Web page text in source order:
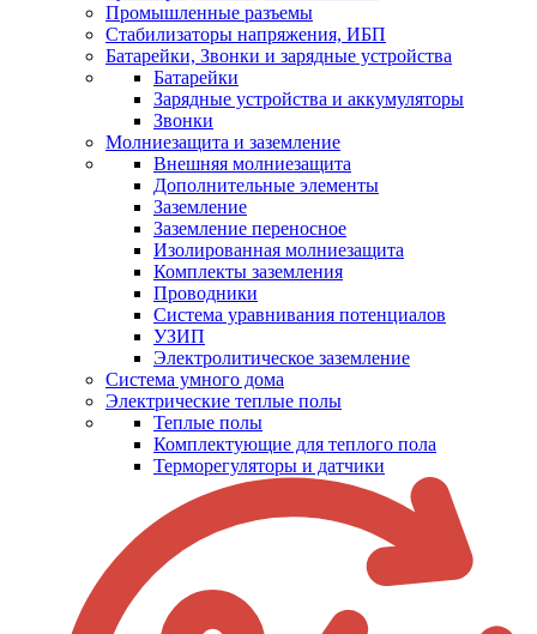
Промышленные разъемы
Стабилизаторы напряжения, ИБП
Батарейки, Звонки и зарядные устройства
Батарейки
Зарядные устройства и аккумуляторы
Звонки
Молниезащита и заземление
Внешняя молниезащита
Дополнительные элементы
Заземление
Заземление переносное
Изолированная молниезащита
Комплекты заземления
Проводники
Система уравнивания потенциалов
УЗИП
Электролитическое заземление
Система умного дома
Электрические теплые полы
Теплые полы
Комплектующие для теплого пола
Терморегуляторы и датчики